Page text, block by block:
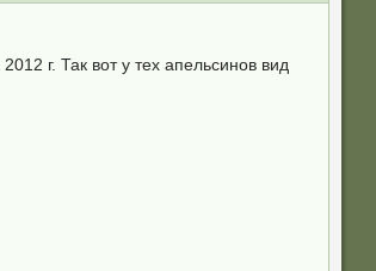
г. Так вот у тех апельсинов вид